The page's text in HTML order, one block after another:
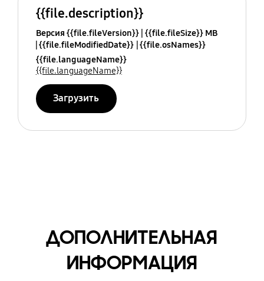
{{file.description}}
Версия {{file.fileVersion}} {{file.fileSize}} MB
{{file.fileModifiedDate}} {{file.osNames}}
{{file.languageName}}
{{file.languageName}}
Загрузить
ДОПОЛНИТЕЛЬНАЯ
ИНФОРМАЦИЯ